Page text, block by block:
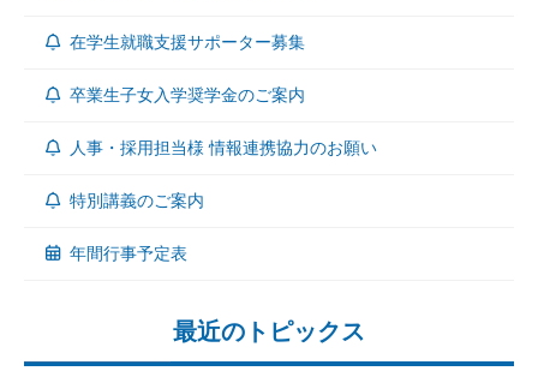
在学生就職支援サポーター募集
卒業生子女入学奨学金のご案内
人事・採用担当様 情報連携協力のお願い
特別講義のご案内
年間行事予定表
最近のトピックス